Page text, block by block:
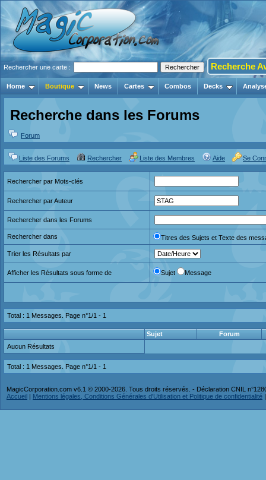
Rechercher une carte : Recherche
Home Boutique News Cartes Combos Decks
Recherche dans les Forums
Forum
Liste des Forums Rechercher Liste des Membres Aide Se
Rechercher par Mots-clés
Rechercher par Auteur
Rechercher dans les Forums
Rechercher dans Titres des Sujets et Texte des
Trier les Résultats par
Afficher les Résultats sous forme de Sujet Message
Total : 1 Messages. Page n°1/1 - 1
Sujet
Forum
Aucun Résultats
Total : 1 Messages. Page n°1/1 - 1
MagicCorporation.com v6.1 © 2000-2026. Tous droits réservés. - Déclaration CNIL
Accueil | Mentions légales, Conditions Générales d'Utilisation et Politique de confidentialité